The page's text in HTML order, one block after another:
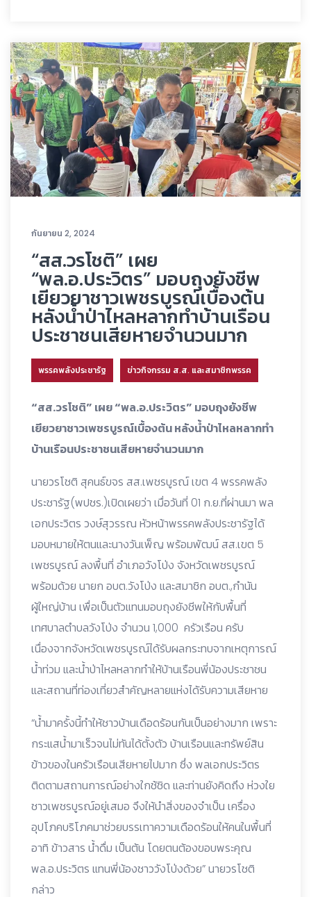
กันยายน 2, 2024
“สส.วรโชติ” เผย
“พล.อ.ประวิตร” มอบถุงยังชีพ
เยียวยาชาวเพชรบูรณ์เบื้องต้น
หลังน้ำป่าไหลหลากทำบ้านเรือน
ประชาชนเสียหายจำนวนมาก
พรรคพลังประชารัฐ ข่าวกิจกรรม ส.ส. และสมาชิกพรรค
“สส.วรโชติ” เผย “พล.อ.ประวิตร” มอบถุงยังชีพ
เยียวยาชาวเพชรบูรณ์เบื้องต้น หลังน้ำป่าไหลหลากทำ
บ้านเรือนประชาชนเสียหายจำนวนมาก
นายวรโชติ สุคนธ์ขจร สส.เพชรบูรณ์ เขต 4 พรรคพลัง
ประชารัฐ(พปชร.)เปิดเผยว่า เมื่อวันที่ 01 ก.ย.ที่ผ่านมา พล
เอกประวิตร วงษ์สุวรรณ หัวหน้าพรรคพลังประชารัฐได้
มอบหมายให้ตนและนางวันเพ็ญ พร้อมพัฒน์ สส.เขต 5
เพชรบูรณ์ ลงพื้นที่ อำเภอวังโป่ง จังหวัดเพชรบูรณ์
พร้อมด้วย นายก อบต.วังโป่ง และสมาชิก อบต.,กำนัน
ผู้ใหญ่บ้าน เพื่อเป็นตัวแทนมอบถุงยังชีพให้กับพื้นที่
เทศบาลตำบลวังโป่ง จำนวน 1,000 ครัวเรือน ครับ
เนื่องจากจังหวัดเพชรบูรณ์ได้รับผลกระทบจากเหตุการณ์
น้ำท่วม และน้ำป่าไหลหลากทำให้บ้านเรือนพี่น้องประชาชน
และสถานที่ท่องเที่ยวสำคัญหลายแห่งได้รับความเสียหาย
“น้ำมาครั้งนี้ทำให้ชาวบ้านเดือดร้อนกันเป็นอย่างมาก เพราะ
กระแสน้ำมาเร็วจนไม่ทันได้ตั้งตัว บ้านเรือนและทรัพย์สิน
ข้าวของในครัวเรือนเสียหายไปมาก ซึ่ง พลเอกประวิตร
ติดตามสถานการณ์อย่างใกช้ชิด และท่านยังคิดถึง ห่วงใย
ชาวเพชรบูรณ์อยู่เสมอ จึงให้นำสิ่งของจำเป็น เครื่อง
อุปโภคบริโภคมาช่วยบรรเทาความเดือดร้อนให้คนในพื้นที่
อาทิ ข้าวสาร น้ำดื่ม เป็นต้น โดยตนต้องขอบพระคุณ
พล.อ.ประวิตร แทนพี่น้องชาววังโป่งด้วย” นายวรโชติ
กล่าว